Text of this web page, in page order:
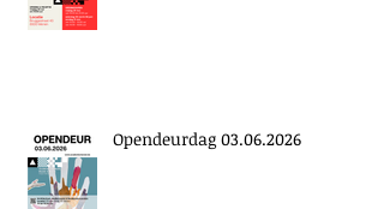
Opendeurdag 03.06.2026